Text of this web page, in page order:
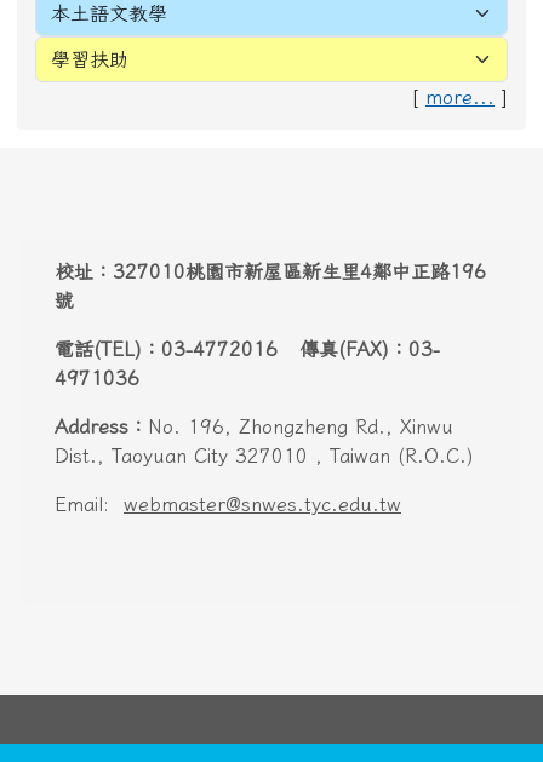
[ more... ]
校址：327010桃園市新屋區新生里4鄰中正路196
號
電話(TEL)：03-4772016 傳真(FAX)：03-
4971036
Address： No. 196, Zhongzheng Rd., Xinwu
Dist., Taoyuan City 327010 , Taiwan (R.O.C.)
Email: webmaster@snwes.tyc.edu.tw